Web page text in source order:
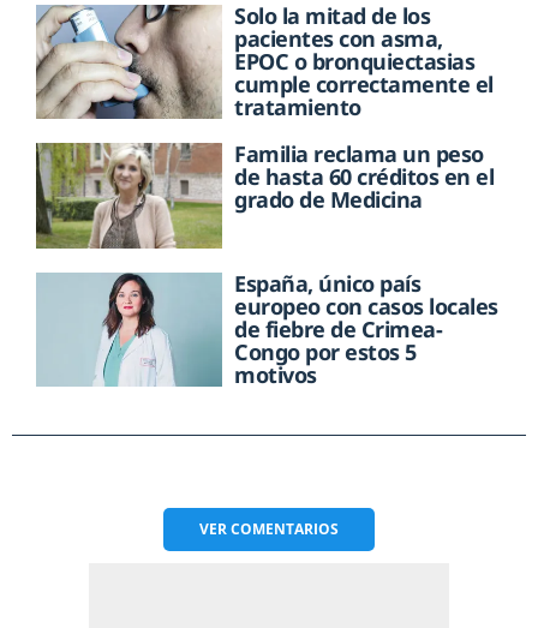
Solo la mitad de los
pacientes con asma,
EPOC o bronquiectasias
cumple correctamente el
tratamiento
Familia reclama un peso
de hasta 60 créditos en el
grado de Medicina
España, único país
europeo con casos locales
de fiebre de Crimea-
Congo por estos 5
motivos
VERCOMENTARIOS